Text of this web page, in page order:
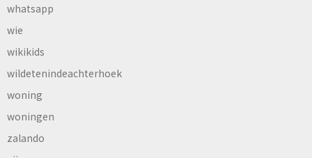
whatsapp
wie
wikikids
wildetenindeachterhoek
woning
woningen
zalando